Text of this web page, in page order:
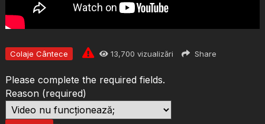
Colaje Cântece 13,700 vizualizări Share
Please complete the required fields.
Reason (required)